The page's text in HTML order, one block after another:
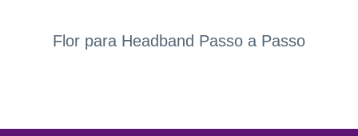
Flor para Headband Passo a Passo